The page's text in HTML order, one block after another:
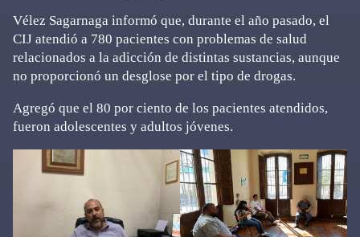
Vélez Sagarnaga informó que, durante el año pasado, el
CIJ atendió a 780 pacientes con problemas de salud
relacionados a la adicción de distintas sustancias, aunque
no proporcionó un desglose por el tipo de drogas.
Agregó que el 80 por ciento de los pacientes atendidos,
fueron adolescentes y adultos jóvenes.